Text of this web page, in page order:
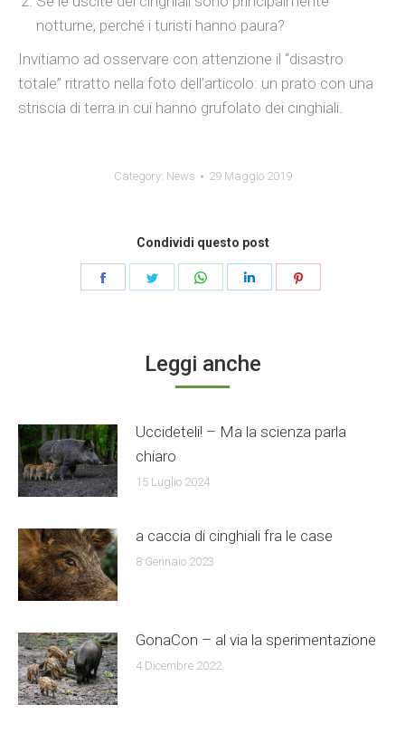
notturne, perché i turisti hanno paura?
Invitiamo ad osservare con attenzione il “disastro
totale” ritratto nella foto dell’articolo: un prato con una
striscia di terra in cui hanno grufolato dei cinghiali.
Category: News 29 Maggio 2019
Condividi questo post
Share
Share
Leggi anche
Uccideteli! – Ma la scienza parla
chiaro
15 Luglio 2024
a caccia di cinghiali fra le case
8 Gennaio 2023
GonaCon – al via la sperimentazione
4 Dicembre 2022